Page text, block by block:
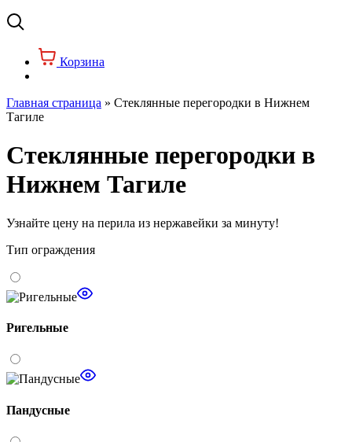
Корзина
Главная страница » Стеклянные перегородки в Нижнем
Тагиле
Стеклянные перегородки в
Нижнем Тагиле
Узнайте цену на перила из нержавейки за минуту!
Тип ограждения
Ригельные
Пандусные